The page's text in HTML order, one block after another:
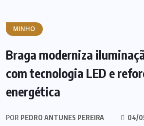
MINHO
Braga moderniza
com tecnologia LED e
energética
POR PEDRO ANTUNES PEREIRA
04/